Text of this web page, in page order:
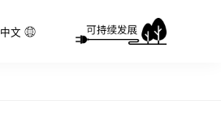
中文